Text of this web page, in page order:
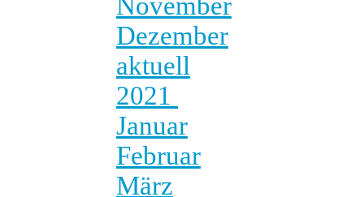
Dezember
aktuell
2021
Januar
Februar
März